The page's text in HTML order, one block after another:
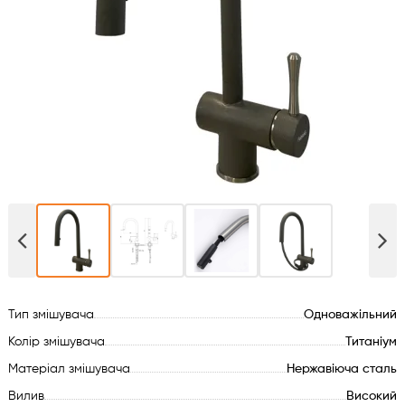
Пральні машини
Сушильні машини
Холодильне обладнання
Сантехніка
Тип змішувача Одноважільний
Колір змішувача Титаніум
Матеріал змішувача Нержавіюча сталь
Вилив Високий